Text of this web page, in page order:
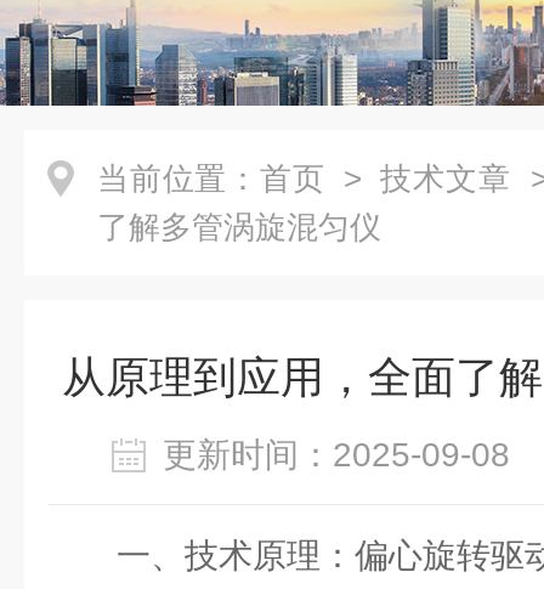
当前位置： 首页 > 技术文章
了解多管涡旋混匀仪
从原理到应用，全面了
更新时间：2025-09-
一、技术原理：偏心旋转驱